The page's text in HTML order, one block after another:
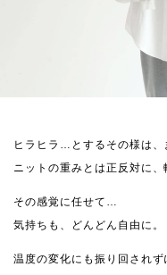
ヒラヒラ…とするその様は、
ニットの重みとは正反対に
その感覚に任せて…
気持ちも、どんどん自由に。
温度の変化にも振り回されず